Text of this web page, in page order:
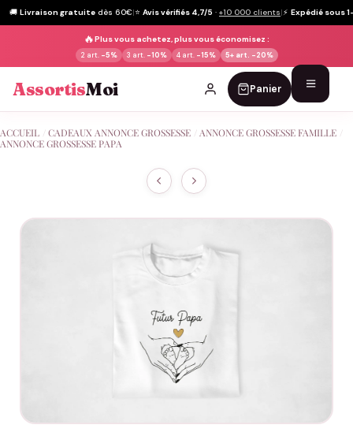
🚚 Livraison gratuite dès 60€|⭐ Avis vérifiés 4,7/5 · +10 000 clients|⚡ Expédié sous
🔥Plus vous achetez, plus vous économisez :
2 art. -5% 3 art. -10% 4 art. -15% 5+ art. -20%
AssortisMoi Panier
au
ACCUEIL CADEAUX ANNONCE GROSSESSE ANNONCE GROSSESSE FAMILLE
ANNONCE GROSSESSE PAPA